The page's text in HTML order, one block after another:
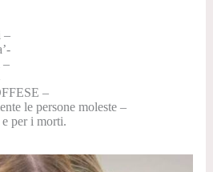
–
–
–
le persone moleste –
per i morti.